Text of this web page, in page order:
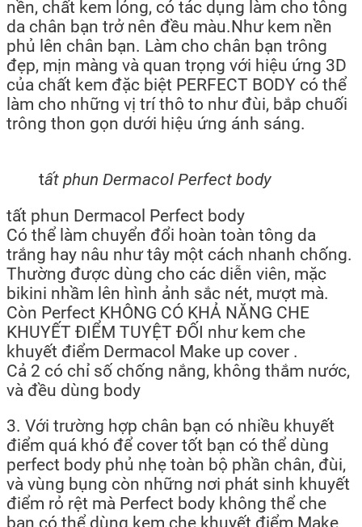
nền, chất kem lỏng, có tác dụng làm cho tông
da chân bạn trở nên đều màu.Như kem nền
phủ lên chân bạn. Làm cho chân bạn trông
đẹp, mịn màng và quan trọng với hiệu ứng 3D
của chất kem đặc biệt PERFECT BODY có thể
làm cho những vị trí thô to như đùi, bắp chuối
trông thon gọn dưới hiệu ứng ánh sáng.
tất phun Dermacol Perfect body
tất phun Dermacol Perfect body
Có thể làm chuyển đổi hoàn toàn tông da
trắng hay nâu như tây một cách nhanh chống.
Thường được dùng cho các diễn viên, mặc
bikini nhầm lên hình ảnh sắc nét, mượt mà.
Còn Perfect KHÔNG CÓ KHẢ NĂNG CHE
KHUYẾT ĐIỂM TUYỆT ĐỐI như kem che
khuyết điểm Dermacol Make up cover .
Cả 2 có chỉ số chống nắng, không thắm nước,
và đều dùng body
3. Với trường hợp chân bạn có nhiều khuyết
điểm quá khó để cover tốt bạn có thể dùng
perfect body phủ nhẹ toàn bộ phần chân, đùi,
và vùng bụng còn những nơi phát sinh khuyết
điểm rỏ rệt mà Perfect body không thể che